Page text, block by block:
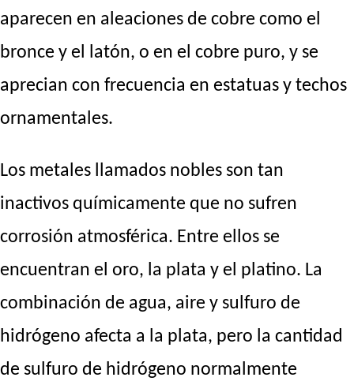
aparecen en aleaciones de cobre como el
bronce y el latón, o en el cobre puro, y se
aprecian con frecuencia en estatuas y techos
ornamentales.
Los metales llamados nobles son tan
inactivos químicamente que no sufren
corrosión atmosférica. Entre ellos se
encuentran el oro, la plata y el platino. La
combinación de agua, aire y sulfuro de
hidrógeno afecta a la plata, pero la cantidad
de sulfuro de hidrógeno normalmente